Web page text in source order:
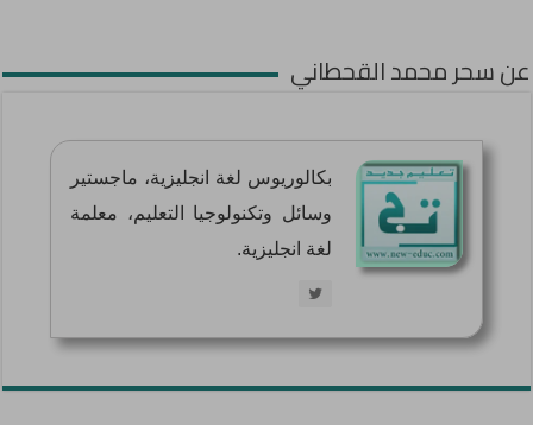
عن سحر محمد القحطاني
بكالوريوس لغة انجليزية، ماجستير
وسائل وتكنولوجيا التعليم، معلمة
لغة انجليزية.